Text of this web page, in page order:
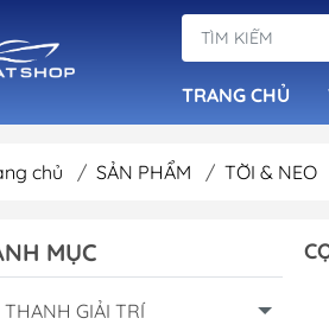
TRANG CHỦ
Đầu Phát
Loa Chống
chủ / SẢN PHẨM / TỜI & NEO
MỤC
THANH GIẢI TRÍ